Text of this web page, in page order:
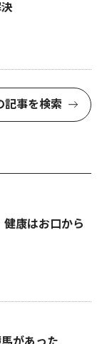
記事を検索
康はお口から